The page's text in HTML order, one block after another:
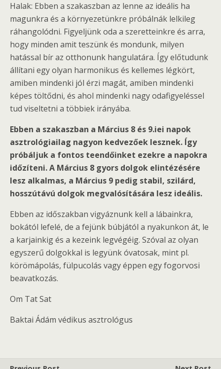
Halak: Ebben a szakaszban az lenne az ideális ha
magunkra és a környezetünkre próbálnák lelkileg
ráhangolódni. Figyeljünk oda a szeretteinkre és arra,
hogy minden amit teszünk és mondunk, milyen
hatással bír az otthonunk hangulatára. Így előtudunk
állítani egy olyan harmonikus és kellemes légkört,
amiben mindenki jól érzi magát, amiben mindenki
képes töltődni, és ahol mindenki nagy odafigyeléssel
tud viseltetni a többiek irányába.
Ebben a szakaszban a Március 8 és 9.iei napok
asztrológiailag nagyon kedvezőek lesznek. Így
próbáljuk a fontos teendőinket ezekre a napokra
időzíteni. A Március 8 gyors dolgok elintézésére
lesz alkalmas, a Március 9 pedig stabil, szilárd,
hosszútávú dolgok megvalósítására lesz ideális.
Ebben az időszakban vigyáznunk kell a lábainkra,
bokától lefelé, de a fejünk búbjától a nyakunkon át, le
a karjainkig és a kezeink legvégéig. Szóval az olyan
egyszerű dolgokkal is legyünk óvatosak, mint pl.
körömápolás, fülpucolás vagy éppen egy fogorvosi
beavatkozás.
Om Tat Sat
Baktai Ádám védikus asztrológus